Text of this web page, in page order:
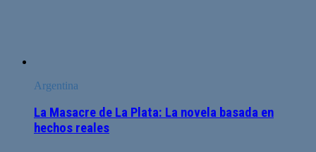
Argentina
La Masacre de La Plata: La novela basada en
hechos reales